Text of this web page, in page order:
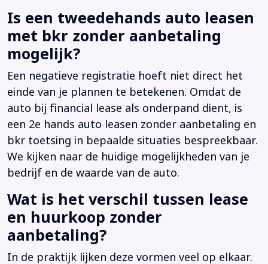
Is een tweedehands auto leasen
met bkr zonder aanbetaling
mogelijk?
Een negatieve registratie hoeft niet direct het
einde van je plannen te betekenen. Omdat de
auto bij financial lease als onderpand dient, is
een 2e hands auto leasen zonder aanbetaling en
bkr toetsing in bepaalde situaties bespreekbaar.
We kijken naar de huidige mogelijkheden van je
bedrijf en de waarde van de auto.
Wat is het verschil tussen lease
en huurkoop zonder
aanbetaling?
In de praktijk lijken deze vormen veel op elkaar.